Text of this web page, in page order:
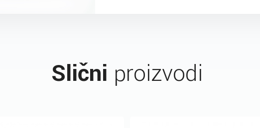
Slični proizvodi